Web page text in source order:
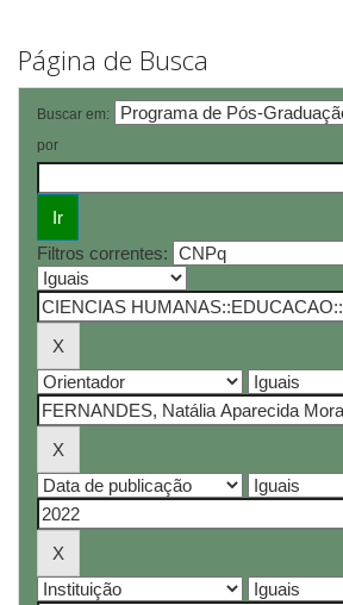
Página de Busca
Buscar em:
por
Filtros correntes: